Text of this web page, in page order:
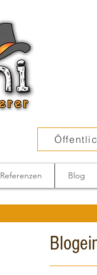
Referenzen Blog